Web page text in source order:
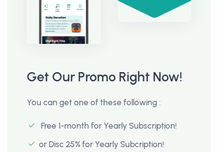
Get Our Promo Right Now!
You can get one of these following :
Free 1-month for Yearly Subscription!
or Disc 25% for Yearly Subcription!